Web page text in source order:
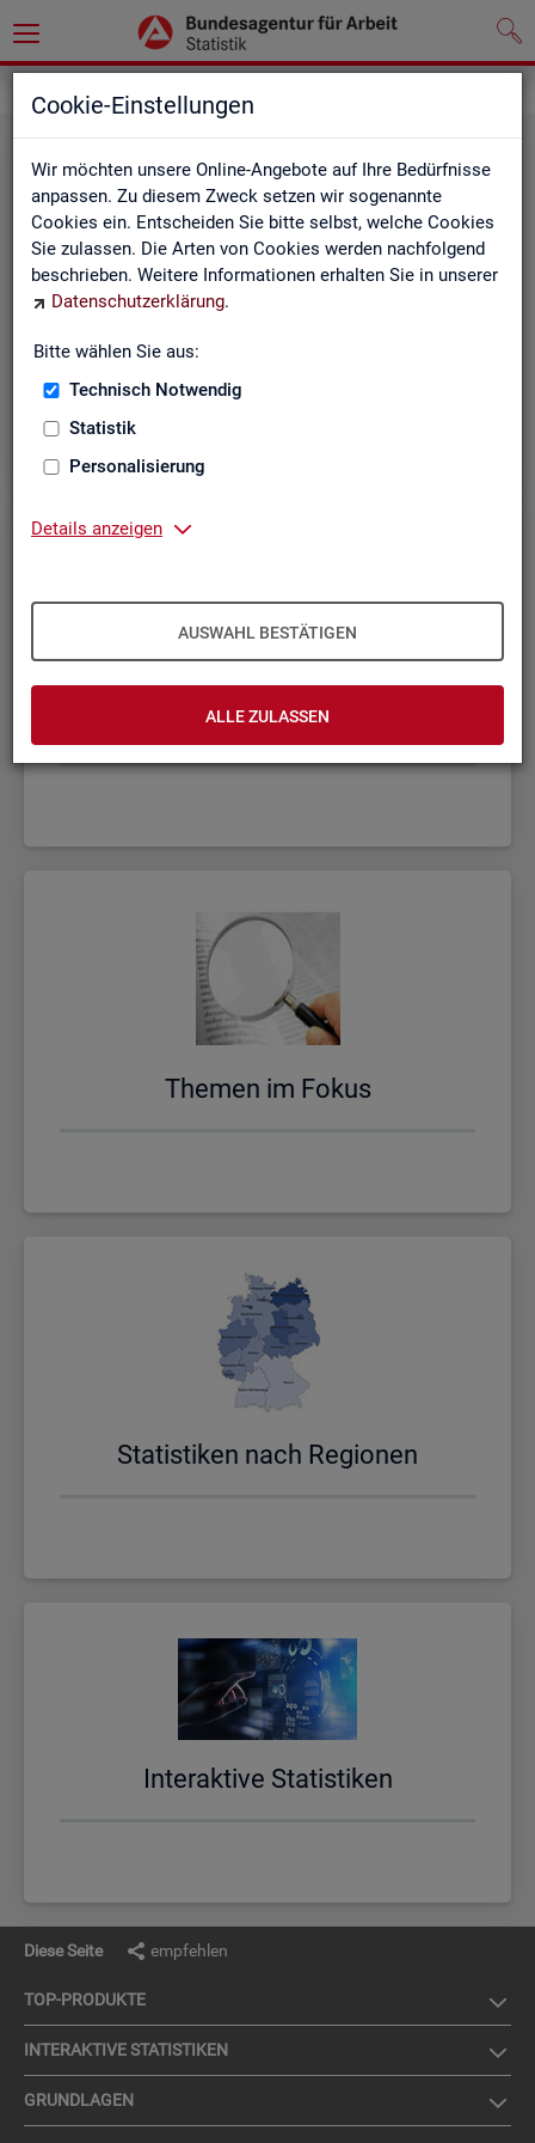
Cookie-Einstellungen
Wir möchten unsere Online-Angebote auf Ihre Bedürfnisse
anpassen. Zu diesem Zweck setzen wir sogenannte
Cookies ein. Entscheiden Sie bitte selbst, welche Cookies
Sie zulassen. Die Arten von Cookies werden nachfolgend
beschrieben. Weitere Informationen erhalten Sie in unserer
Datenschutzerklärung.
Bitte wählen Sie aus:
Technisch Notwendig
Statistik
Personalisierung
Details anzeigen
AUSWAHL BESTÄTIGEN
ALLE ZULASSEN
Rund­schau Ar­beits­markt
Fach­sta­tis­ti­ken
The­men im Fokus
Sta­tis­ti­ken nach Re­gio­nen
In­ter­ak­ti­ve Sta­tis­ti­ken
Diese Seite empfehlen
TOP-PRO­DUK­TE
IN­TER­AK­TI­VE STA­TIS­TI­KEN
GRUND­LA­GEN